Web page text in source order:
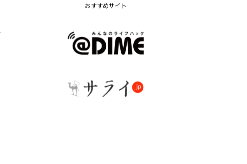
おすすめサイト